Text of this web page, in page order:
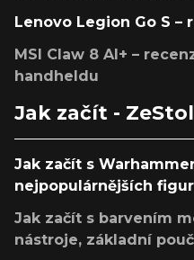
Lenovo Legion Go S –
MSI Claw 8 AI+ –
handheldu
Jak začít -
Jak začít s
nejpopulárnějších
Jak začít s barvením
nástroje, základní